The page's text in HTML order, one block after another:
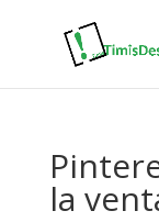
la